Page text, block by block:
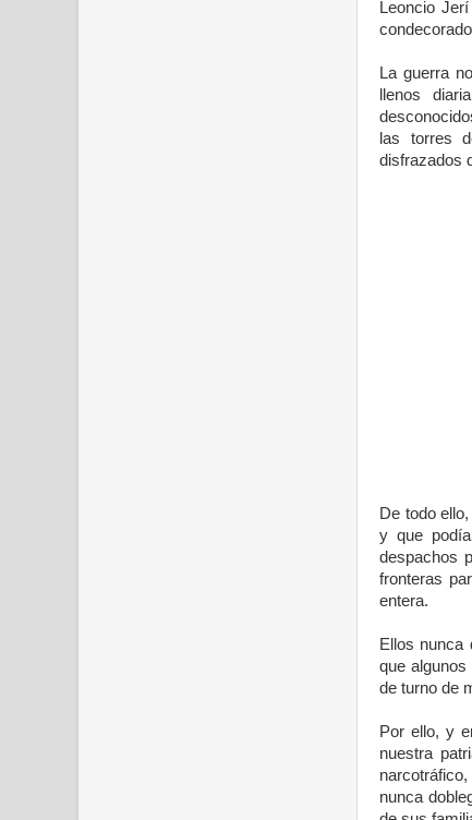
Leoncio
La guerra
llenos
las torres
disfrazados
De todo
y que
despachos
fronteras
entera.
Ellos nunca
que
de turno de
Por ello, y
nuestra
nunca